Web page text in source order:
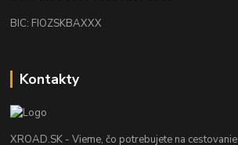
BIC: FIOZSKBAXXX
Kontakty
XROAD.SK - Vieme, čo potrebujete na cestovanie